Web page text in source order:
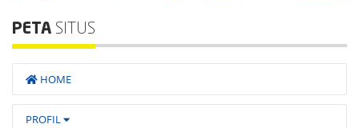
PETA SITUS
HOME
PROFIL